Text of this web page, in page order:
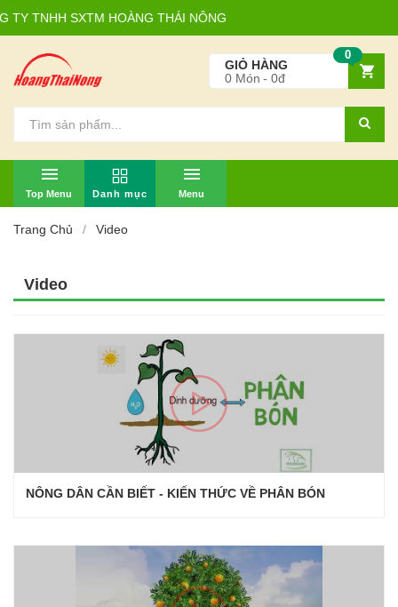
TNHH SXTM HOÀNG THÁI NÔNG
GIỎ HÀNG
0
0 Món 0đ
TOP MENU MENU
Trang Chủ Video
Video
NÔNG DÂN CẦN BIẾT - KIẾN THỨC VỀ PHÂN BÓN